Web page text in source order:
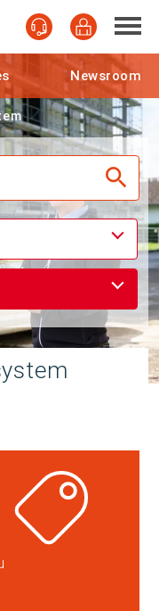
Newsroom